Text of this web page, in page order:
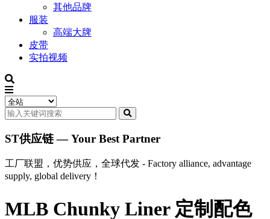
其他品牌
服装
高端大牌
皮带
实拍视频
ST供应链 — Your Best Partner
工厂联盟，优势供应，全球代发 - Factory alliance, advantage
supply, global delivery！
MLB Chunky Liner 定制配色